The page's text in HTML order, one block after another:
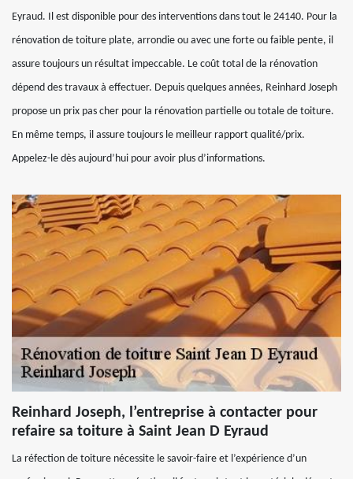
Eyraud. Il est disponible pour des interventions dans tout le 24140. Pour la
rénovation de toiture plate, arrondie ou avec une forte ou faible pente, il
assure toujours un résultat impeccable. Le coût total de la rénovation
dépend des travaux à effectuer. Depuis quelques années, Reinhard Joseph
propose un prix pas cher pour la rénovation partielle ou totale de toiture.
En même temps, il assure toujours le meilleur rapport qualité/prix.
Appelez-le dès aujourd’hui pour avoir plus d’informations.
Reinhard Joseph, l’entreprise à contacter pour
refaire sa toiture à Saint Jean D Eyraud
La réfection de toiture nécessite le savoir-faire et l’expérience d’un